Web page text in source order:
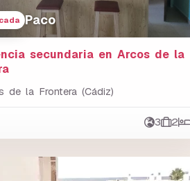
Paco
secundaria en Arcos de la
de la Frontera (Cádiz)
3 2